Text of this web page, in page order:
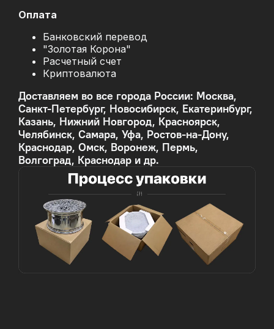
Оплата
Банковский перевод
"Золотая Корона"
Расчетный счет
Криптовалюта
Доставляем во все города России: Москва,
Санкт-Петербург, Новосибирск, Екатеринбург,
Казань, Нижний Новгород, Красноярск,
Челябинск, Самара, Уфа, Ростов-на-Дону,
Краснодар, Омск, Воронеж, Пермь,
Волгоград, Краснодар и др.